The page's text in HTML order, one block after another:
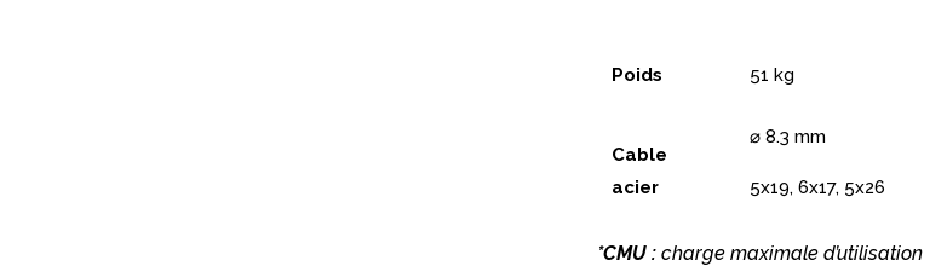
Poids 51 kg
Cable
acier
⌀ 8.3 mm
5x19, 6x17, 5x26
*CMU :charge maximale d’utilisation